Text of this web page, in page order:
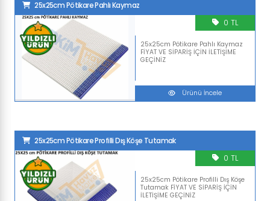
25x25cm Pötikare Pahlı Kaymaz
25x25cm Pötikare Pahlı Kaymaz
FİYAT VE SİPARİŞ İÇİN İLETİŞİME
GEÇİNİZ
0 TL
Ürünü İncele
25x25cm Pötikare Profilli Dış Köşe Tutamak
25x25cm Pötikare Profilli Dış Köşe
Tutamak FİYAT VE SİPARİŞ İÇİN
İLETİŞİME GEÇİNİZ
0 TL